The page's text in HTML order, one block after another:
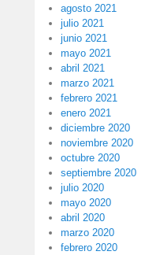
agosto 2021
julio 2021
junio 2021
mayo 2021
abril 2021
marzo 2021
febrero 2021
enero 2021
diciembre 2020
noviembre 2020
octubre 2020
septiembre 2020
julio 2020
mayo 2020
abril 2020
marzo 2020
febrero 2020